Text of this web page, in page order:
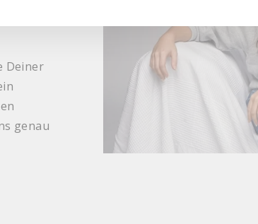
Deiner
genau